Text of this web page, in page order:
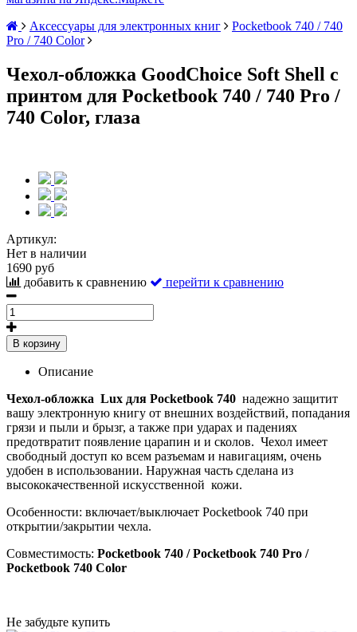
Аксессуары для электронных книг
Pocketbook 740 / 740
Pro / 740 Color
Чехол-обложка GoodChoice Soft Shell с
принтом для Pocketbook 740 / 740 Pro /
740 Color, глаза
Артикул:
Нет в наличии
1690 руб
добавить к сравнению
перейти к сравнению
В корзину
Описание
Чехол-обложка Lux для Pocketbook 740 надежно защитит
вашу электронную книгу от внешних воздействий, попадания
грязи и пыли и брызг, а также при ударах и падениях
предотвратит появление царапин и и сколов. Чехол имеет
свободный доступ ко всем разъемам и навигациям, очень
удобен в использовании. Наружная часть сделана из
высококачественной искусственной кожи.
Особенности: включает/выключает Pocketbook 740 при
открытии/закрытии чехла.
Совместимость: Pocketbook 740 / Pocketbook 740 Pro /
Pocketbook 740 Color
Не забудьте купить